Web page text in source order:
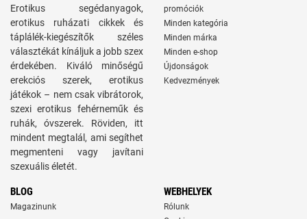
Erotikus segédanyagok,
erotikus ruházati cikkek és
táplálék-kiegészítők széles
választékát kínáljuk a jobb szex
érdekében. Kiváló minőségű
erekciós szerek, erotikus
játékok – nem csak vibrátorok,
szexi erotikus fehérneműk és
ruhák, óvszerek. Röviden, itt
mindent megtalál, ami segíthet
megmenteni vagy javítani
szexuális életét.
promóciók
Minden kategória
Minden márka
Minden e-shop
Újdonságok
Kedvezmények
BLOG
Magazinunk
WEBHELYEK
Rólunk